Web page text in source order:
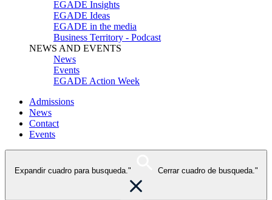
EGADE Insights
EGADE Ideas
EGADE in the media
Business Territory - Podcast
NEWS AND EVENTS
News
Events
EGADE Action Week
Admissions
News
Contact
Events
Expandir cuadro para busqueda." Cerrar cuadro de busqueda."